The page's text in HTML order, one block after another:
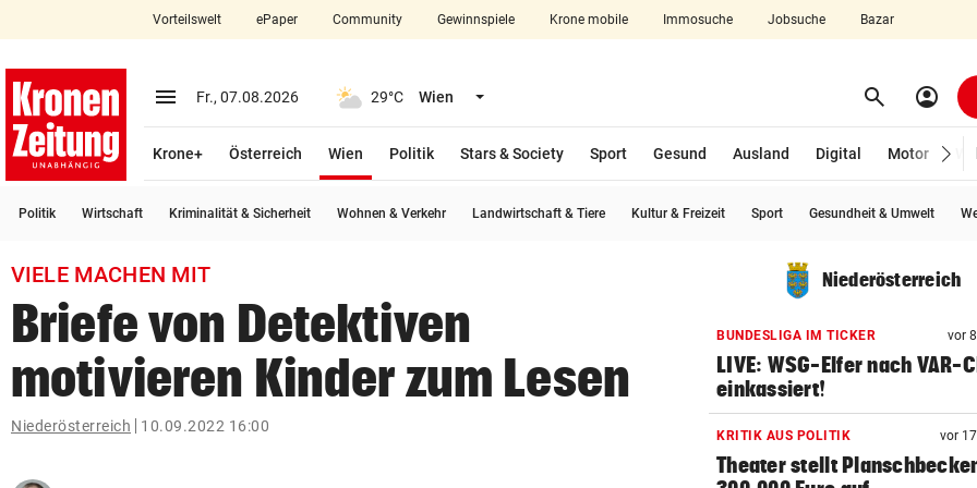
closeSchließen
account_circle Anmelden
arrow_right
bookmark
search
Suchbegriff
eingeben
Vorteilswelt ePaper Community Gewinnspiele Krone mobile Immosuche Jobsuche Bazar
menu Menü aufklappen
Fr., 07.08.2026 29°C Wien Menü aufklappen search Suchen
account_circle
Krone+ Österreich Wien
Politik
Stars & Society Sport Gesund Ausland Digital Motor
Politik Wirtschaft Kriminalität & Sicherheit Wohnen & Verkehr Landwirtschaft & Tiere Kultur & Freizeit Sport Gesundheit & Umwelt
VIELE MACHEN MIT
Briefe von Detektiven
motivieren Kinder zum Lesen
Niederösterreich 10.09.2022 16:00
Niederösterreich
BUNDESLIGA IM TICKER vor
LIVE: WSG-Elfer nach VAR-
einkassiert!
KRITIK AUS POLITIK vor
Theater stellt